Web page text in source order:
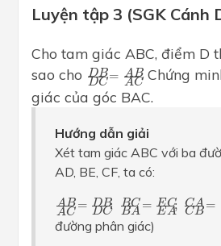
Luyện tập 3 (SGK Cánh
Cho tam giác ABC, điểm D
sao cho DB
DC = AB
AC
DBD =ABAC
. Chứng
giác của góc BAC.
Hướng dẫn giải
Xét tam giác ABC với ba
AD, BE, CF, ta có:
AB
AC = DB
DC; BC
BA = EC
EA; CA
CB =
A BA =DB DC;B BA= ECE
đường phân giác)